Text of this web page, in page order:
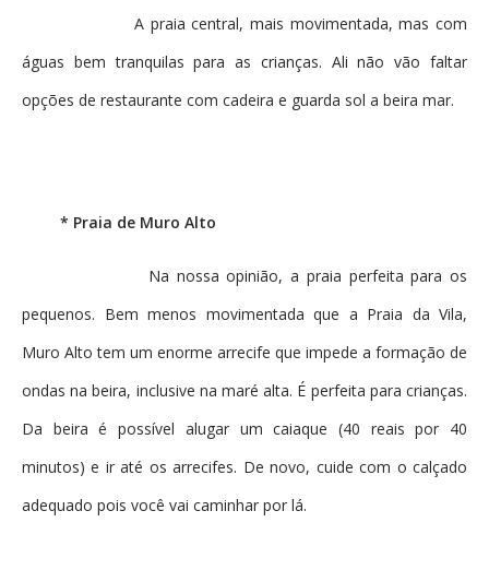
A praia central, mais movimentada, mas com
águas bem tranquilas para as crianças. Ali não vão faltar
opções de restaurante com cadeira e guarda sol a beira mar.
* Praia de Muro Alto
Na nossa opinião, a praia perfeita para os
pequenos. Bem menos movimentada que a Praia da Vila,
Muro Alto tem um enorme arrecife que impede a formação de
ondas na beira, inclusive na maré alta. É perfeita para crianças.
Da beira é possível alugar um caiaque (40 reais por 40
minutos) e ir até os arrecifes. De novo, cuide com o calçado
adequado pois você vai caminhar por lá.